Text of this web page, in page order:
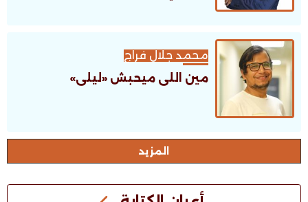
محمد جلال فراج
مين اللى ميحبش «ليلى»
اﻟﻤﺰﻳﺪ